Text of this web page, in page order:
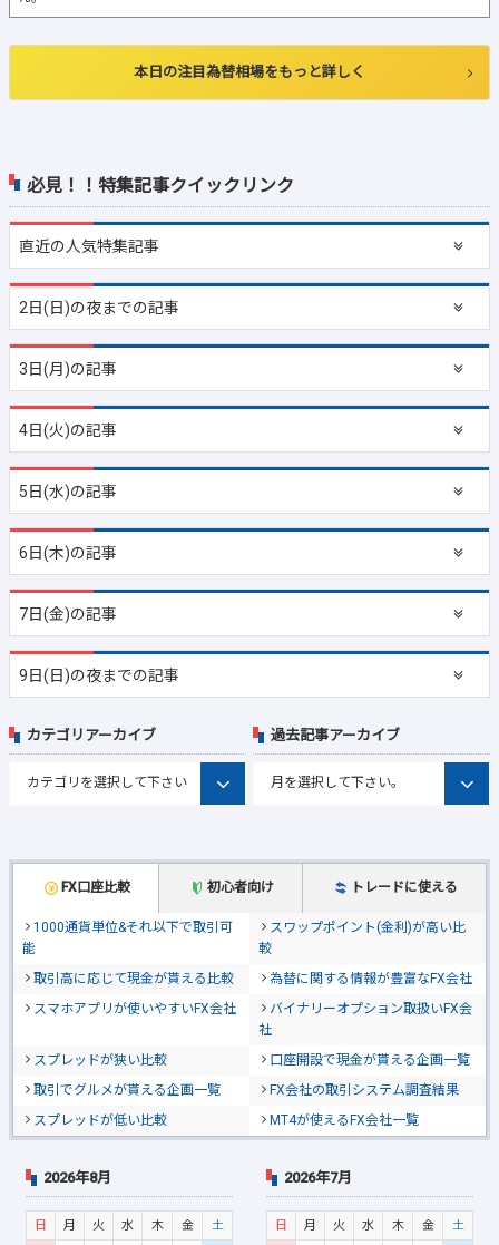
必見！！特集記事クイックリンク
直近の人気特集記事
2日(日)の夜までの記事
3日(月)の記事
4日(火)の記事
5日(水)の記事
6日(木)の記事
7日(金)の記事
9日(日)の夜までの記事
本日の注目為替相場をもっと詳しく
FX口座比較 初心者向け トレードに使える
1000通貨単位&それ以下で取引可
能
スワップポイント(金利)が高い比
較
取引高に応じて現金が貰える比較
為替に関する情報が豊富なFX会社
スマホアプリが使いやすいFX会社
バイナリーオプション取扱いFX会
社
スプレッドが狭い比較
口座開設で現金が貰える企画一覧
取引でグルメが貰える企画一覧
FX会社の取引システム調査結果
スプレッドが低い比較
MT4が使えるFX会社一覧
カテゴリアーカイブ 過去記事アーカイブ
2026年8月
日 月 火 水 木 金
土
2026年7月
日 月 火 水 木 金
土